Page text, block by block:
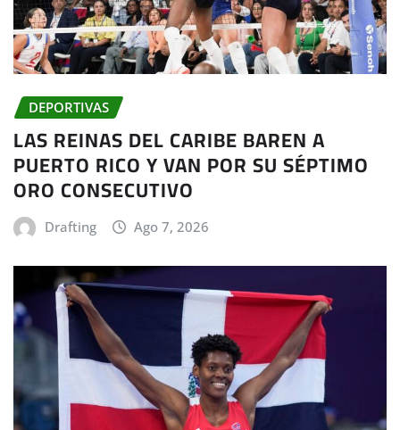
DEPORTIVAS
LAS REINAS DEL CARIBE BAREN A
PUERTO RICO Y VAN POR SU SÉPTIMO
ORO CONSECUTIVO
Drafting Ago 7, 2026